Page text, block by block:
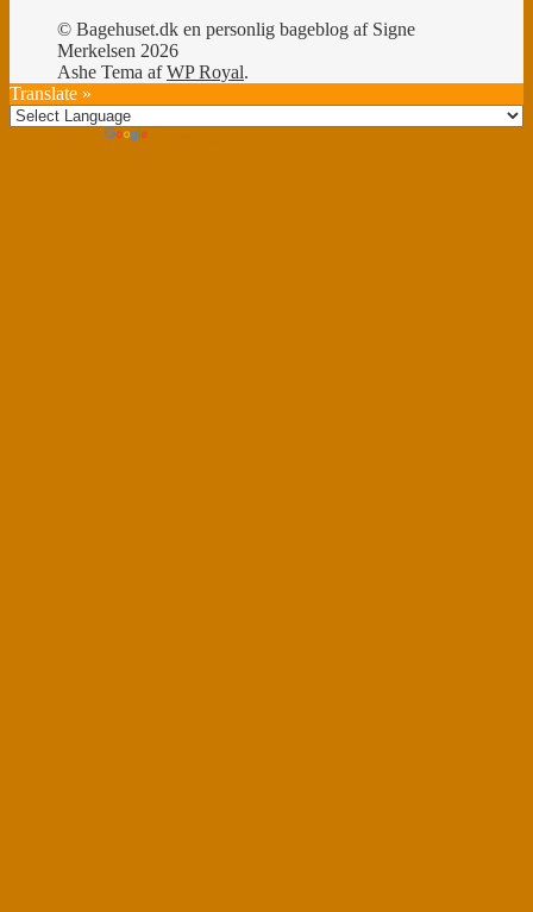
© Bagehuset.dk en personlig bageblog af Signe
Merkelsen 2026
Ashe Tema afWP Royal.
Translate »